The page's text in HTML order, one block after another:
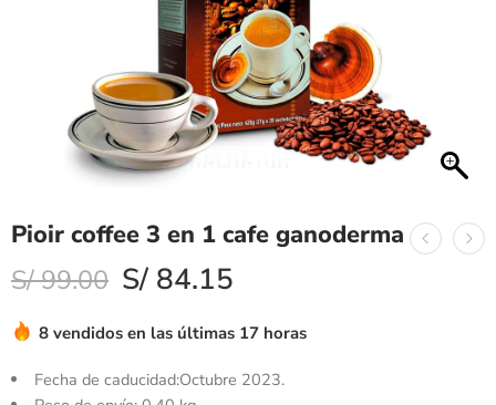
Pioir coffee 3 en 1 cafe ganoderma
S/99.00 S/ 84.15
8 vendidos en las últimas 17 horas
Fecha de caducidad:Octubre 2023.